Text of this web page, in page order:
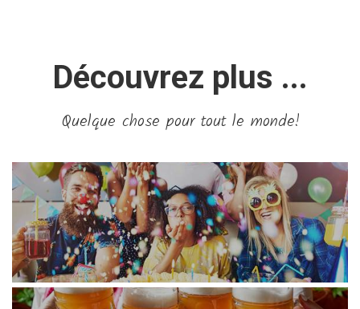
Découvrez plus ...
Quelque chose pour tout le monde!